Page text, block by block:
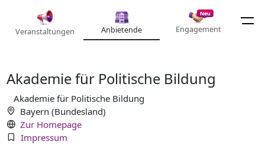
Veranstaltungen Anbietende
Neu
Engagement
Akademie für Politische Bildung
Akademie für Politische Bildung
Bayern (Bundesland)
Zur Homepage
Impressum